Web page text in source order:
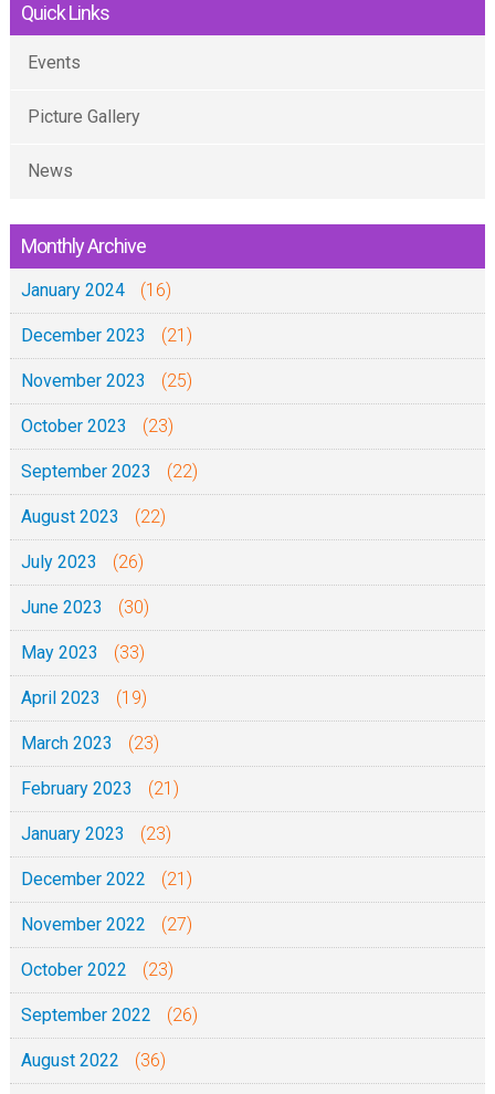
Quick Links
Events
Picture Gallery
News
Monthly Archive
January 2024 (16)
December 2023 (21)
November 2023 (25)
October 2023 (23)
September 2023 (22)
August 2023 (22)
July 2023 (26)
June 2023 (30)
May 2023 (33)
April 2023 (19)
March 2023 (23)
February 2023 (21)
January 2023 (23)
December 2022 (21)
November 2022 (27)
October 2022 (23)
September 2022 (26)
August 2022 (36)